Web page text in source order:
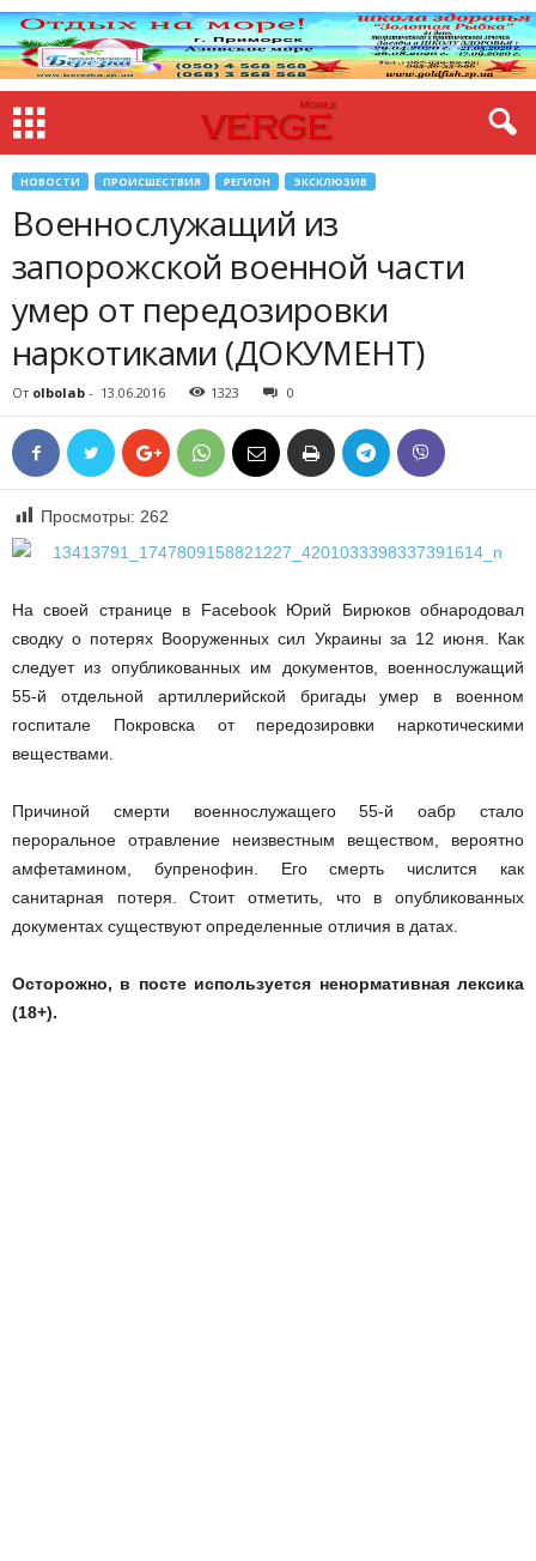
НОВОСТИ ПРОИСШЕСТВИЯ РЕГИОН ЭКСКЛЮЗИВ
Военнослужащий из
запорожской военной части
умер от передозировки
наркотиками (ДОКУМЕНТ)
От olbolab - 13.06.2016 1323 0
Просмотры: 262
На своей странице в Facebook Юрий Бирюков обнародовал
сводку о потерях Вооруженных сил Украины за 12 июня. Как
следует из опубликованных им документов, военнослужащий
55-й отдельной артиллерийской бригады умер в военном
госпитале Покровска от передозировки наркотическими
веществами.
Причиной смерти военнослужащего 55-й оабр стало
пероральное отравление неизвестным веществом, вероятно
амфетамином, бупренофин. Его смерть числится как
санитарная потеря. Стоит отметить, что в опубликованных
документах существуют определенные отличия в датах.
Осторожно, в посте используется ненормативная лексика
(18+).